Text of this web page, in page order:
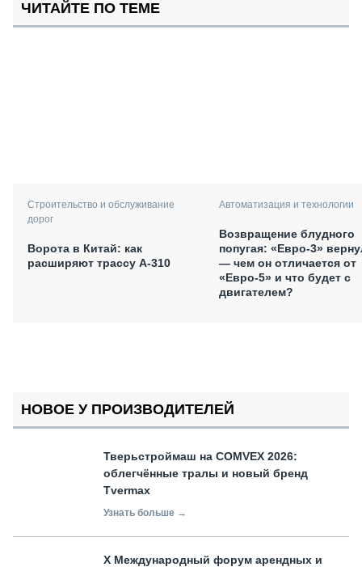
ЧИТАЙТЕ ПО ТЕМЕ
Строительство и обслуживание
дорог
Ворота в Китай: как
расширяют трассу А-310
Автоматизация и технологии
Возвращение блудного
попугая: «Евро-3»
— чем он отличается от
«Евро-5» и что будет с
двигателем?
НОВОЕ У ПРОИЗВОДИТЕЛЕЙ
Тверьстроймаш на COMVEX 2026:
облегчённые тралы и новый бренд
Tvermax
Узнать больше →
X Международный форум арендных и